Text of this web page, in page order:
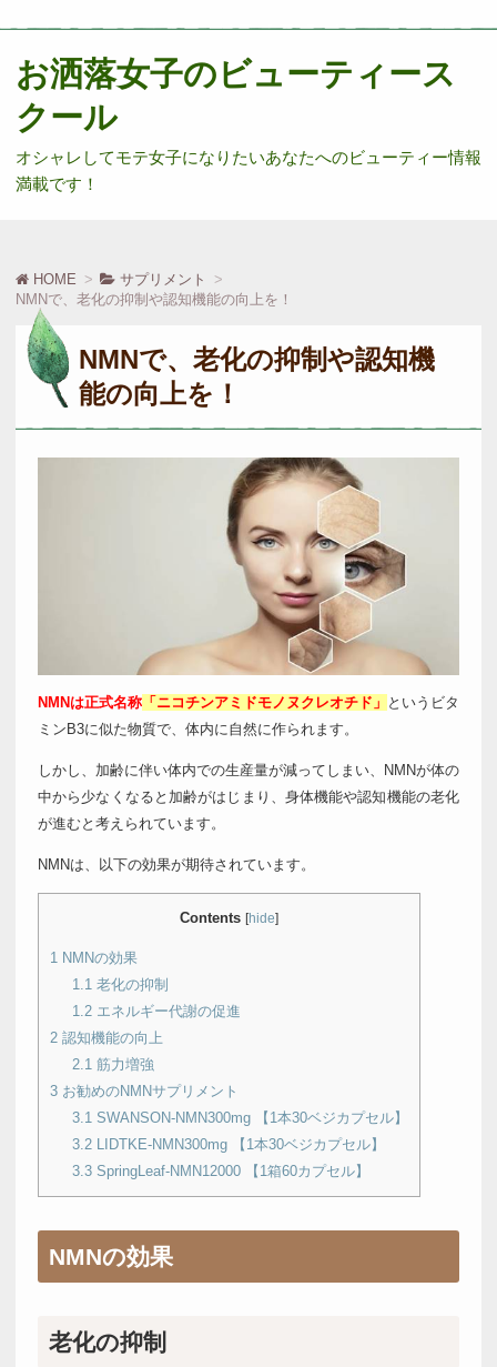
お洒落女子のビューティース
クール
オシャレしてモテ女子になりたいあなたへのビューティー情報
満載です！
HOME
サプリメント
NMNで、老化の抑制や認知機能の向上を！
NMNで、老化の抑制や認知機
能の向上を！
NMNは正式名称 「ニコチンアミドモノヌクレオチド」 というビタ
ミンB3に似た物質で、体内に自然に作られます。
しかし、加齢に伴い体内での生産量が減ってしまい、NMNが体の
中から少なくなると加齢がはじまり、身体機能や認知機能の老化
が進むと考えられています。
NMNは、以下の効果が期待されています。
Contents [hide]
1 NMNの効果
1.1老化の抑制
1.2エネルギー代謝の促進
2 認知機能の向上
2.1筋力増強
3 お勧めのNMNサプリメント
3.1SWANSON-NMN300mg 【1本30ベジカプセル】
3.2LIDTKE-NMN300mg 【1本30ベジカプセル】
3.3SpringLeaf-NMN12000 【1箱60カプセル】
NMNの効果
老化の抑制